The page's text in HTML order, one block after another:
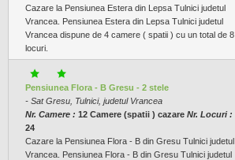
Cazare la Pensiunea Estera din Lepsa Tulnici judetul
Vrancea. Pensiunea Estera din Lepsa Tulnici judetul
Vrancea dispune de 4 camere ( spatii ) cu un total de 8
locuri.
Pensiunea Flora - B Gresu - 2 stele
- Sat Gresu, Tulnici, judetul Vrancea
Nr. Camere : 12 Camere (spatii ) cazare Nr. Locuri :
24
Cazare la Pensiunea Flora - B din Gresu Tulnici judetul
Vrancea. Pensiunea Flora - B din Gresu Tulnici judetul